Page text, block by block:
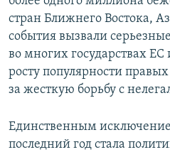
стран Ближнего Востока,
события вызвали
во многих государствах
росту популярности
за жесткую борьбу с
Единственным
последний год стала